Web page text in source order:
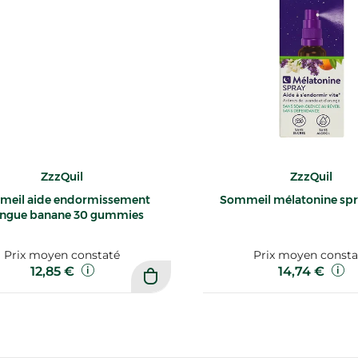
ZzzQuil
aide endormissement
banane 30 gummies
Prix moyen constaté
12,85 €
ZzzQuil
Sommeil mélatonine
Prix moyen
14,74 €